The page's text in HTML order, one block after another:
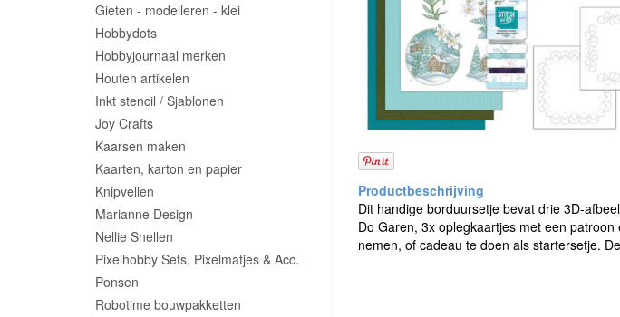
Gieten - modelleren - klei
Hobbydots
Hobbyjournaal merken
Houten artikelen
Inkt stencil / Sjablonen
Joy Crafts
Kaarsen maken
Kaarten, karton en papier
Knipvellen
Marianne Design
Nellie Snellen
Pixelhobby Sets, Pixelmatjes & Acc.
Ponsen
Robotime bouwpakketten
Dit handige borduursetje bevat drie 3D-
Do Garen, 3x oplegkaartjes met een
nemen, of cadeau te doen als startersetje.